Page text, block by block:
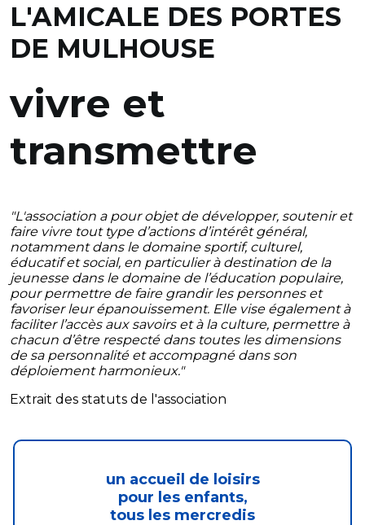
L'AMICALE DES PORTES
DE MULHOUSE
vivre et
transmettre
"L'association a pour objet de développer, soutenir et
faire vivre tout type d’actions d’intérêt général,
notamment dans le domaine sportif, culturel,
éducatif et social, en particulier à destination de la
jeunesse dans le domaine de l’éducation populaire,
pour permettre de faire grandir les personnes et
favoriser leur épanouissement. Elle vise également à
faciliter l’accès aux savoirs et à la culture, permettre à
chacun d’être respecté dans toutes les dimensions
de sa personnalité et accompagné dans son
déploiement harmonieux."
Extrait des statuts de l'association
un accueil de loisirs
pour les enfants,
tous les mercredis